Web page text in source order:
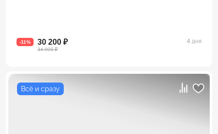
-11% 30 200 ₽
34 000 ₽
4 дня
Всё и сразу